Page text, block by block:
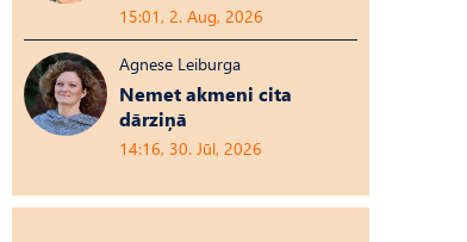
15:01, 2. Aug, 2026
Agnese Leiburga
Nemet akmeni cita
dārziņā
14:16, 30. Jūl, 2026